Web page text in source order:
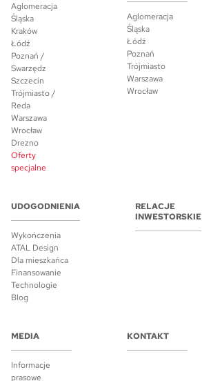
Aglomeracja
Śląska
Kraków
Łódź
Poznań /
Swarzędz
Szczecin
Trójmiasto /
Reda
Warszawa
Wrocław
Drezno
Oferty
specjalne
Aglomeracja
Śląska
Łódź
Poznań
Trójmiasto
Warszawa
Wrocław
UDOGODNIENIA
Wykończenia
ATAL Design
Dla mieszkańca
Finansowanie
Technologie
Blog
RELACJE
INWESTORSKIE
MEDIA
Informacje
prasowe
KONTAKT